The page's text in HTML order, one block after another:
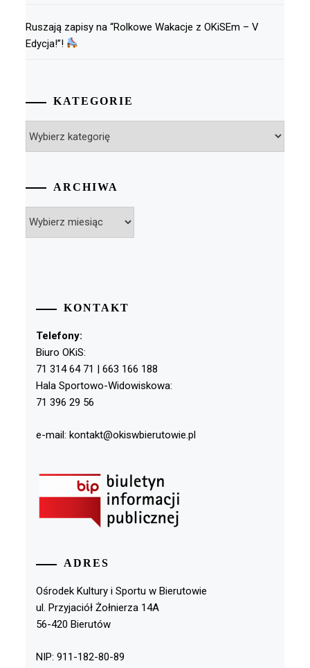
Ruszają zapisy na “Rolkowe Wakacje z OKiSEm – V
Edycja!”!
KATEGORIE
ARCHIWA
KONTAKT
Telefony:
Biuro OKiS:
71 314 64 71 | 663 166 188
Hala Sportowo-Widowiskowa:
71 396 29 56
e-mail: kontakt@okiswbierutowie.pl
ADRES
Ośrodek Kultury i Sportu w Bierutowie
ul. Przyjaciół Żołnierza 14A
56-420 Bierutów
NIP: 911-182-80-89